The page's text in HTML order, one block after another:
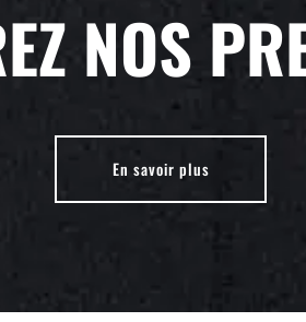
NOS
En savoir plus